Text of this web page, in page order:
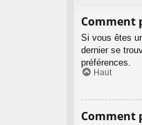
Comment
Si vous êtes
dernier se
préférences.
Haut
Comment